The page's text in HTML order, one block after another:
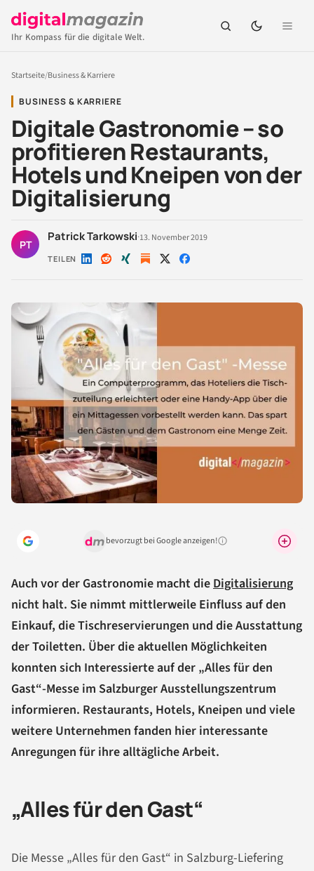
Ihr Kompass für die digitale Welt.
Startseite/Business & Karriere
BUSINESS & KARRIERE
Digitale Gastronomie – so
profitieren Restaurants,
Hotels und Kneipen von der
Digitalisierung
PT
Patrick Tarkowski·13. November 2019
TEILEN Auf Auf Auf Auf Auf
bevorzugt bei Google anzeigen!Warum lohnt sich das?
Auch vor der Gastronomie macht die Digitalisierung
nicht halt. Sie nimmt mittlerweile Einfluss auf den
Einkauf, die Tischreservierungen und die Ausstattung
der Toiletten. Über die aktuellen Möglichkeiten
konnten sich Interessierte auf der „Alles für den
Gast“-Messe im Salzburger Ausstellungszentrum
informieren. Restaurants, Hotels, Kneipen und viele
weitere Unternehmen fanden hier interessante
Anregungen für ihre alltägliche Arbeit.
„Alles für den Gast“
Die Messe „Alles für den Gast“ in Salzburg-Liefering